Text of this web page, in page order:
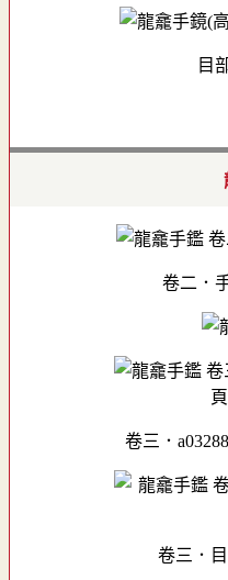
目
卷二．
卷三．
卷三．